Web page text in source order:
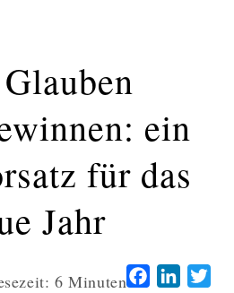
ein
für das
Jahr
6 Minuten Facebook